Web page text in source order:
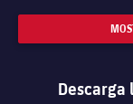
Descarga